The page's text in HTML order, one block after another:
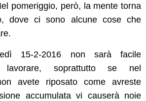
pomeriggio, però, la mente torna
dove ci sono alcune cose che
15-2-2016 non sarà facile
lavorare, soprattutto se nel
avete riposato come avreste
accumulata vi causerà noie